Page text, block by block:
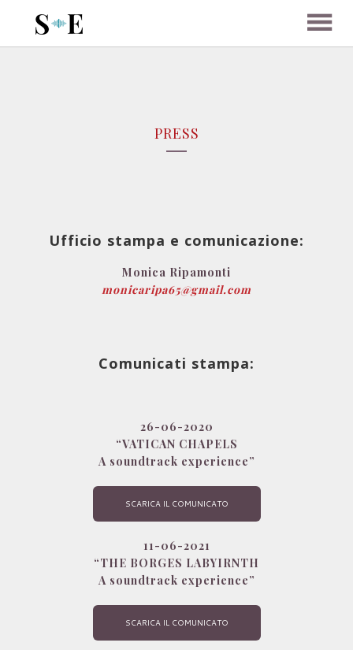
MUSIC
THE BORGES LABYRINTH
BASILICA DI SAN LORENZO IN LUCINA
TESORO DI SAN GENNARO
VATICAN CHAPELS
THE BORGES LABYIRINTH
BASILICA DI SAN LORENZO IN LUCINA
TESORO DI SAN GENNARO
BUY CD
BASILICA DI SAN LORENZO IN LUCINA
BORGES LABYIRINTH
VATICAN CHAPELS
TESORO DI SAN GENNARO
IDEA
TEAM
CONTACT
PRESS
Ufficio stampa e comunicazione:
Monica Ripamonti
monicaripa65@gmail.com
Comunicati stampa:
26-06-2020
“VATICAN CHAPELS
A soundtrack experience”
SCARICA IL COMUNICATO
11-06-2021
“THE BORGES LABYIRNTH
A soundtrack experience”
SCARICA IL COMUNICATO